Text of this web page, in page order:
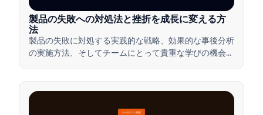
製品の失敗への対処法と挫折を成長に変える方
法
製品の失敗に対処する実践的な戦略、効果的な事後分析
の実施方法、そしてチームにとって貴重な学びの機会に
ベータテスト概要